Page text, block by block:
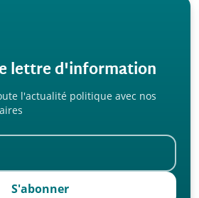
lettre d'information
l'actualité politique avec nos
S'abonner